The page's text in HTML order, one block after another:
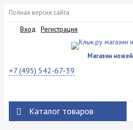
Полная версия сайта
Вход Регистрация
Магазин ножей
+7 (495) 542-67-39
Каталог товаров